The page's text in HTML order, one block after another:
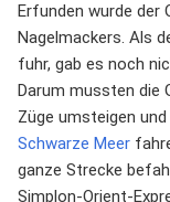
Erfunden wurde der
Nagelmackers. Als
fuhr, gab es noch
Darum mussten die
Züge umsteigen
Schwarze Meer
ganze Strecke
Simplon-Orient-